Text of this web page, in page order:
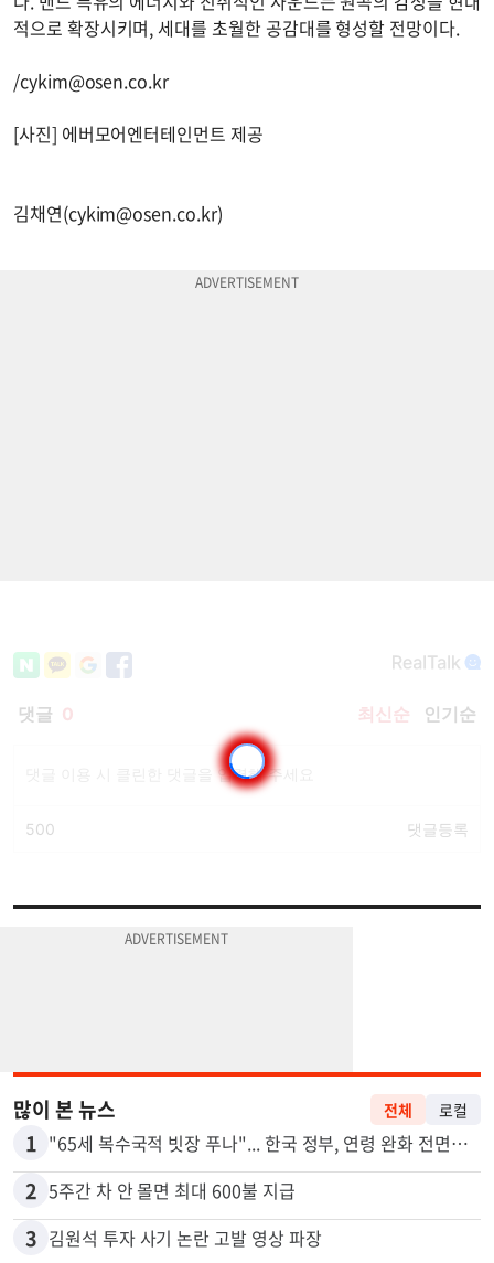
적으로 확장시키며, 세대를 초월한 공감대를 형성할 전망이다.
/cykim@osen.co.kr
[사진] 에버모어엔터테인먼트 제공
김채연(cykim@osen.co.kr)
많이 본 뉴스 전체 로컬
1 "65세 복수국적 빗장 푸나"... 한국 정부, 연령 완화 전면 추진
2 5주간 차 안 몰면 최대 600불 지급
3 김원석 투자 사기 논란 고발 영상 파장